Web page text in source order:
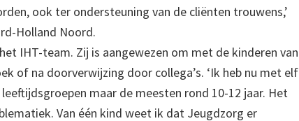
ook ter ondersteuning van de cliënten trouwens,’
Holland Noord.
IHT-team. Zij is aangewezen om met de kinderen van
of na doorverwijzing door collega’s. ‘Ik heb nu met elf
maar de meesten rond 10-12 jaar. Het
Van één kind weet ik dat Jeugdzorg er